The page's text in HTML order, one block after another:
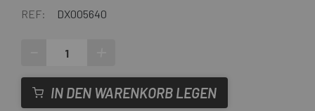
REF: DX005640
IN DEN WARENKORB LEGEN